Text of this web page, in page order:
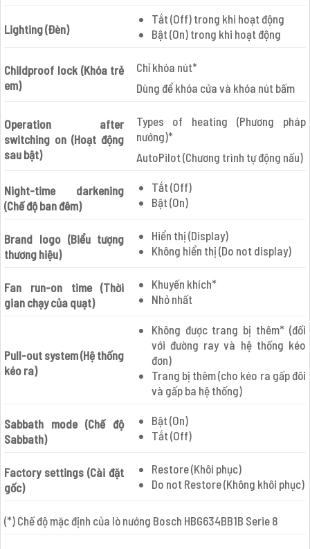
Lighting (Đèn)
Tắt (Off) trong khi hoạt động
Bật (On) trong khi hoạt động
Childproof lock (Khóa trẻ
em)
Chỉ khóa nút*
Dùng để khóa cửa và khóa nút bấm
Operation after
switching on (Hoạt động
sau bật)
Types of heating (Phương pháp
nướng)*
AutoPilot (Chương trình tự động nấu)
Night-time darkening
(Chế độ ban đêm)
Tắt (Off)
Bật (On)
Brand logo (Biểu tượng
thương hiệu)
Hiển thị (Display)
Không hiển thị (Do not display)
Fan run-on time (Thời
gian chạy của quạt)
Khuyến khích*
Nhỏ nhất
Pull-out system (Hệ thống
kéo ra)
Không được trang bị thêm* (đối
với đường ray và hệ thống kéo
đơn)
Trang bị thêm (cho kéo ra gấp đôi
và gấp ba hệ thống)
Sabbath mode (Chế độ
Sabbath)
Bật (On)
Tắt (Off)
Factory settings (Cài đặt
gốc)
Restore (Khôi phục)
Do not Restore (Không khôi phục)
(*) Chế độ mặc định của lò nướng Bosch HBG634BB1B Serie 8